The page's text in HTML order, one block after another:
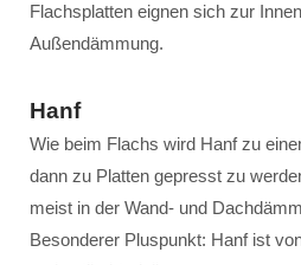
Flachsplatten eignen sich zur
Außendämmung.
Hanf
Wie beim Flachs wird Hanf zu
dann zu Platten gepresst zu
meist in der Wand- und
Besonderer Pluspunkt: Hanf ist